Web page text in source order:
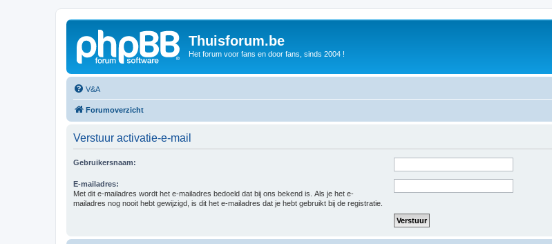
Thuisforum.be
Het forum voor fans en door fans, sinds 2004 !
V&A
Forumoverzicht
Verstuur activatie-e-mail
Gebruikersnaam:
E-mailadres:
Met dit e-mailadres wordt het e-mailadres bedoeld dat bij ons bekend is. Als je het e-
mailadres nog nooit hebt gewijzigd, is dit het e-mailadres dat je hebt gebruikt bij de registratie.